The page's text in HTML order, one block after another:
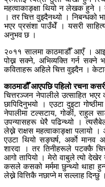
महत्वाकाङ्क्षा थियो न लेखक हुने
। तर चित्त वुझ्दैनथ्यो । निबन्धको
भएर प्रसंशा पाउँथेँ । यसरी
अनुभव छ ।
२०११ सालमा काठमाडौँ आएँ ।
पोख्न सक्ने, अभिव्यक्ति गर्न
कविताहरू अहिले चित्त वुझ्दैन ।
काठमाडौँ आएपछि पहिलो रचना
चित्तरञ्जन नेपालीले उत्साहित
छापिदिनुभयो । एउटा दुइटा
नेपालीमा टल्सटाय, गोर्की, राहुल
उपन्यासहरू धेरै पढिन्थ्यो ।
लेख्ने राक्षस महत्वाकाङ्क्षा
एउटा थियो सङ्घर्ष, अर्काे मानव
शारदा । तर तिनीहरूले पटक्कै
आगो तापियो । मेरो वाबुले त्यो
कसले कसको मर्ममा छुन्थ्यो थाहा
लेख्ने वित्तिकै नछाप्ने म सल्लाह दिन्छु ।